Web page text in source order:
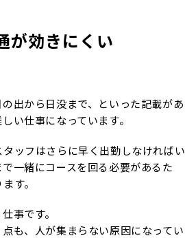
が効きにくい
出から日没まで、といった記載があ
い仕事になっています。
ッフはさらに早く出勤しなければい
一緒にコースを回る必要があるた
す。
事です。
も、人が集まらない原因になってい